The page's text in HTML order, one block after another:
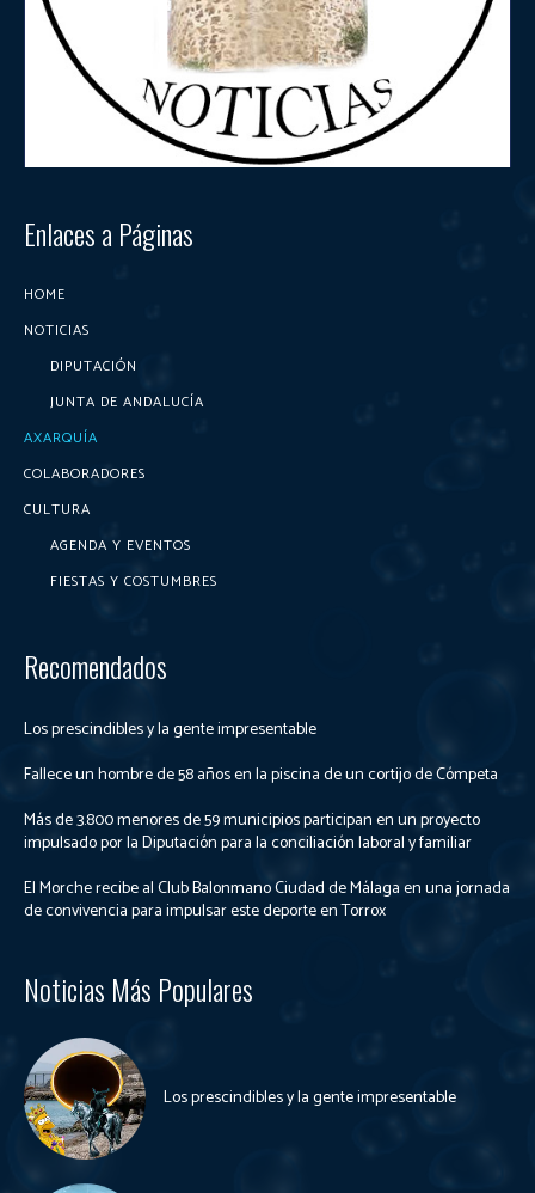
Enlaces a Páginas
HOME
NOTICIAS
DIPUTACIÓN
JUNTA DE ANDALUCÍA
AXARQUÍA
COLABORADORES
CULTURA
AGENDA Y EVENTOS
FIESTAS Y COSTUMBRES
Recomendados
Los prescindibles y la gente impresentable
Fallece un hombre de 58 años en la piscina de un cortijo de Cómpeta
Más de 3.800 menores de 59 municipios participan en un proyecto
impulsado por la Diputación para la conciliación laboral y familiar
El Morche recibe al Club Balonmano Ciudad de Málaga en una jornada
de convivencia para impulsar este deporte en Torrox
Noticias Más Populares
Los prescindibles y la gente impresentable